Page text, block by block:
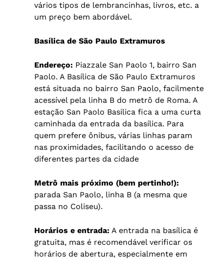
vários tipos de lembrancinhas, livros, etc. a
um preço bem abordável.
Basílica de São Paulo Extramuros
Endereço: Piazzale San Paolo 1, bairro San
Paolo. A Basílica de São Paulo Extramuros
está situada no bairro San Paolo, facilmente
acessível pela linha B do metrô de Roma. A
estação San Paolo Basilica fica a uma curta
caminhada da entrada da basílica. Para
quem prefere ônibus, várias linhas param
nas proximidades, facilitando o acesso de
diferentes partes da cidade
Metrô mais próximo (bem pertinho!):
parada San Paolo, linha B (a mesma que
passa no Coliseu).
Horários e entrada: A entrada na basílica é
gratuita, mas é recomendável verificar os
horários de abertura, especialmente em